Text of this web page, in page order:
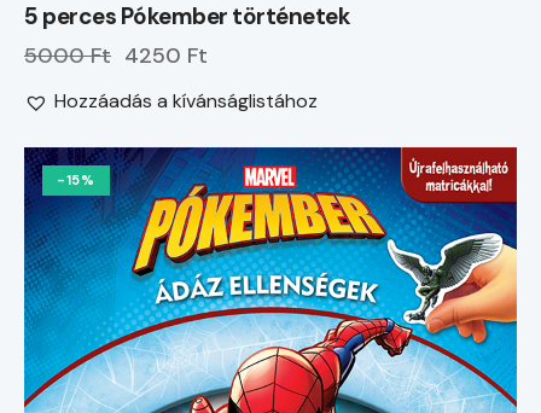
5 perces Pókember történetek
5000 Ft 4250 Ft
Hozzáadás a kívánságlistához
-15%